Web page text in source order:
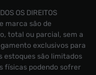
OS DIREITOS
marca são de
total ou parcial, sem a
exclusivos para
estoques são limitados
físicas podendo sofrer